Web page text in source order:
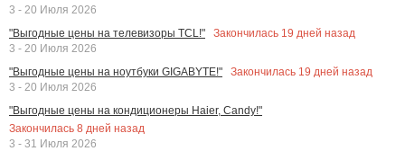
3 - 20 Июля 2026
"Выгодные цены на телевизоры TCL!"
Закончилась 19 дней назад
3 - 20 Июля 2026
"Выгодные цены на ноутбуки GIGABYTE!"
Закончилась 19 дней назад
3 - 20 Июля 2026
"Выгодные цены на кондиционеры Haier, Candy!"
Закончилась 8 дней назад
3 - 31 Июля 2026